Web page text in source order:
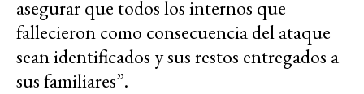
asegurar que todos los internos que
fallecieron como consecuencia del ataque
sean identificados y sus restos entregados a
sus familiares”.